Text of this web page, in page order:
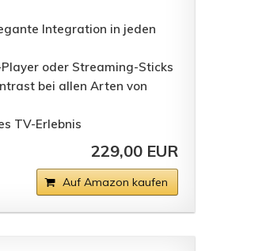
Integration in jeden
oder Streaming-Sticks
bei allen Arten von
TV-Erlebnis
229,00 EUR
Auf Amazon kaufen